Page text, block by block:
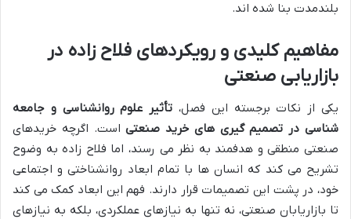
بلندمدت بنا شده اند.
مفاهیم کلیدی و رویکردهای فلاح زاده در
بازاریابی صنعتی
یکی از نکات برجسته این فصل، تأثیر علوم روانشناسی و جامعه
شناسی در تصمیم گیری های خرید صنعتیاست. اگرچه خریدهای
صنعتی منطقی و هدفمند به نظر می رسند، اما فلاح زاده به وضوح
تشریح می کند که انسان ها با تمام ابعاد روانشناختی و اجتماعی
خود، در پشت این تصمیمات قرار دارند. فهم این ابعاد کمک می کند
تا بازاریابان صنعتی، نه تنها به نیازهای عملکردی، بلکه به نیازهای